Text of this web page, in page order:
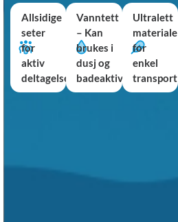
Allsidige
seter
for
aktiv
deltagelse
Vanntett
– Kan
brukes i
dusj og
badeaktiviteter
Ultralett
materiale
for
enkel
transport